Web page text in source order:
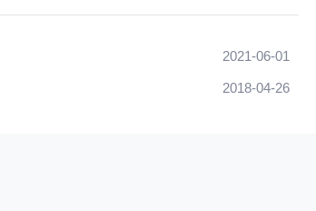
2021-06-01
2018-04-26